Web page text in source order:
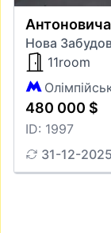
Нова
11room
480 000 $
ID: 1997
31-12-